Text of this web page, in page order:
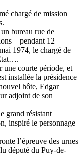
chargé de mission
bureau rue de
– pendant 12
1974, le chargé de
une courte période, et
installée la présidence
hôte, Edgar
adjoint de son
grand résistant
inspiré le personnage
l’épreuve des urnes
député du Puy-de-